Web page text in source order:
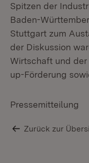
Spitzen der
Baden-
Stuttgart zum
der Diskussion
Wirtschaft und
up-Förderung
Pressemitteilung
Zurück zur